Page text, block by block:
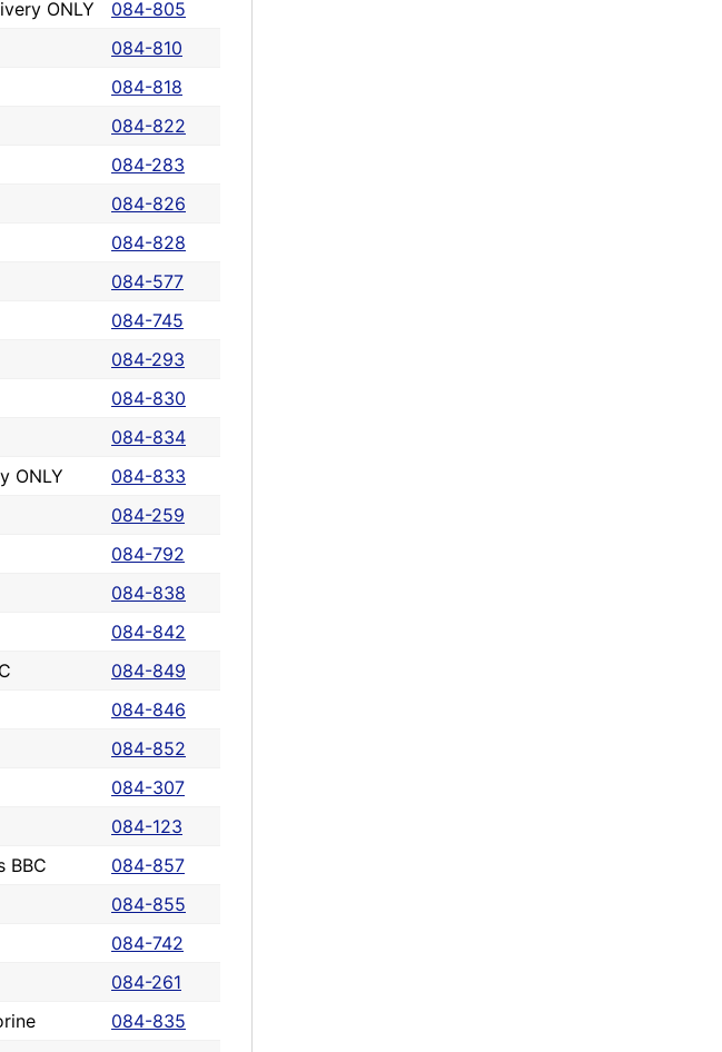
ONLY
084-805
084-810
084-818
084-822
084-283
084-826
084-828
084-577
084-745
084-293
084-830
084-834
ONLY
084-833
084-259
084-792
084-838
084-842
084-849
084-846
084-852
084-307
084-123
BBC
084-857
084-855
084-742
084-261
084-835